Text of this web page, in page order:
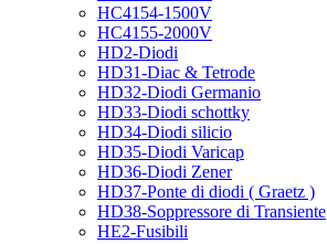
HC4154-1500V
HC4155-2000V
HD2-Diodi
HD31-Diac & Tetrode
HD32-Diodi Germanio
HD33-Diodi schottky
HD34-Diodi silicio
HD35-Diodi Varicap
HD36-Diodi Zener
HD37-Ponte di diodi ( Graetz )
HD38-Soppressore di Transiente
HE2-Fusibili